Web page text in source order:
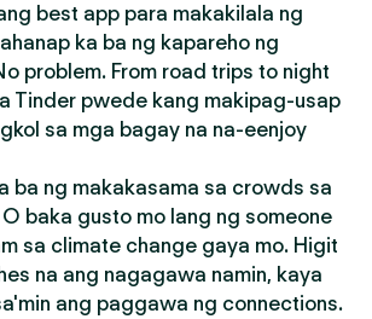
best app para makakilala ng
ka ba ng kapareho ng
problem. From road trips to night
Tinder pwede kang makipag-usap
sa mga bagay na na-eenjoy
ba ng makakasama sa crowds sa
baka gusto mo lang ng someone
sa climate change gaya mo. Higit
na ang nagagawa namin, kaya
ang paggawa ng connections.